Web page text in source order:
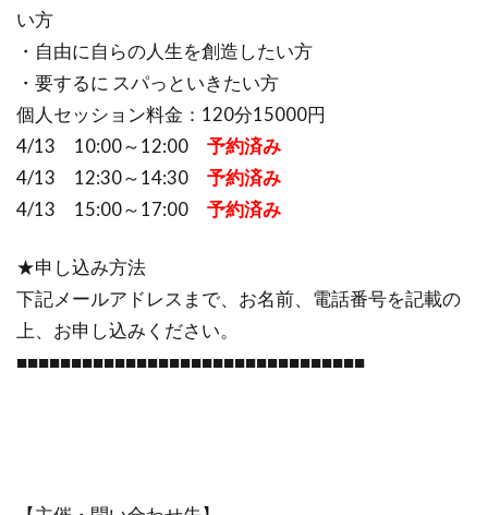
い方
・自由に自らの人生を創造したい方
・要するに スパっといきたい方
個人セッション料金：120分15000円
4/13 10:00～12:00 予約済み
4/13 12:30～14:30 予約済み
4/13 15:00～17:00 予約済み
★申し込み方法
下記メールアドレスまで、お名前、電話番号を記載の
上、お申し込みください。
■■■■■■■■■■■■■■■■■■■■■■■■■■■■■■■■